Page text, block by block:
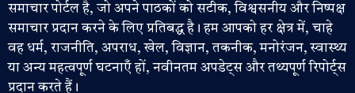
समाचार पोर्टल है, जो अपने पाठकों को सटीक, विश्वसनीय और निष्पक्ष
समाचार प्रदान करने के लिए प्रतिबद्ध है। हम आपको हर क्षेत्र में, चाहे
वह धर्म, राजनीति, अपराध, खेल, विज्ञान, तकनीक, मनोरंजन, स्वास्थ्य
या अन्य महत्वपूर्ण घटनाएँ हों, नवीनतम अपडेट्स और तथ्यपूर्ण रिपोर्ट्स
प्रदान करते हैं।